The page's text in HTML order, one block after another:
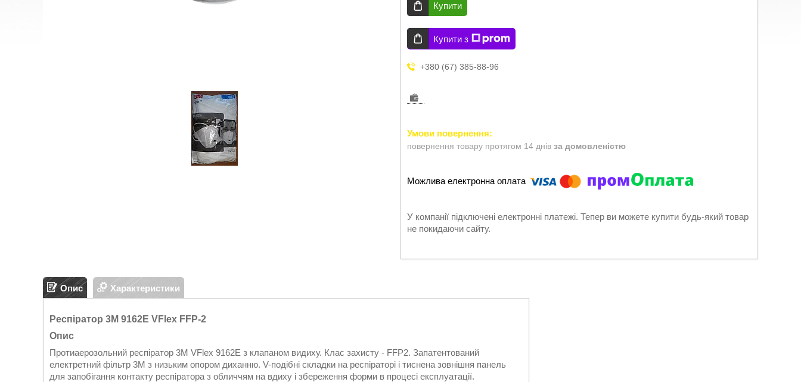
Купити
Купити з
+380 (67) 385-88-96
повернення товару протягом 14 днів за домовленістю
У компанії підключені електронні платежі. Тепер ви можете купити будь-який товар
не покидаючи сайту.
Опис Характеристики
Респіратор 3М 9162Е VFlex FFP-2
Опис
Протиаерозольний респіратор 3M VFlex 9162Е з клапаном видиху. Клас захисту - FFP2. Запатентований
електретний фільтр 3M з низьким опором диханню. V-подібні складки на респіраторі і тиснена зовнішня панель
для запобігання контакту респіратора з обличчям на вдиху і збереження форми в процесі експлуатації.